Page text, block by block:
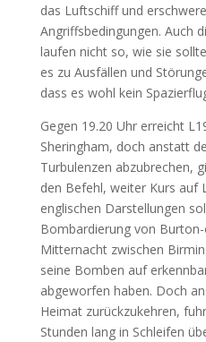
das Luftschiff und
Angriffsbedingungen. Auch
laufen nicht so, wie sie
es zu Ausfällen und
dass es wohl kein
Gegen 19.20 Uhr erreicht
Sheringham, doch anstatt
Turbulenzen abzubrechen,
den Befehl, weiter Kurs auf
englischen Darstellungen
Bombardierung von
Mitternacht zwischen
seine Bomben auf
abgeworfen haben. Doch
Heimat zurückzukehren,
Stunden lang in Schleifen